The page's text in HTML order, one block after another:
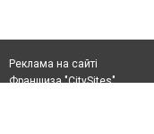
Реклама на сайті
Франшиза "CitySites"